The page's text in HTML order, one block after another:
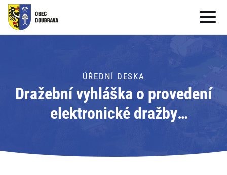
OBECNÍ ÚŘAD
PRO OBČANY
Formuláře ke stažení
PRO TURISTY
ÚŘEDNÍ DESKA
Dražební vyhláška o provedení
elektronické dražby
Exekutorský úřad Šumperk